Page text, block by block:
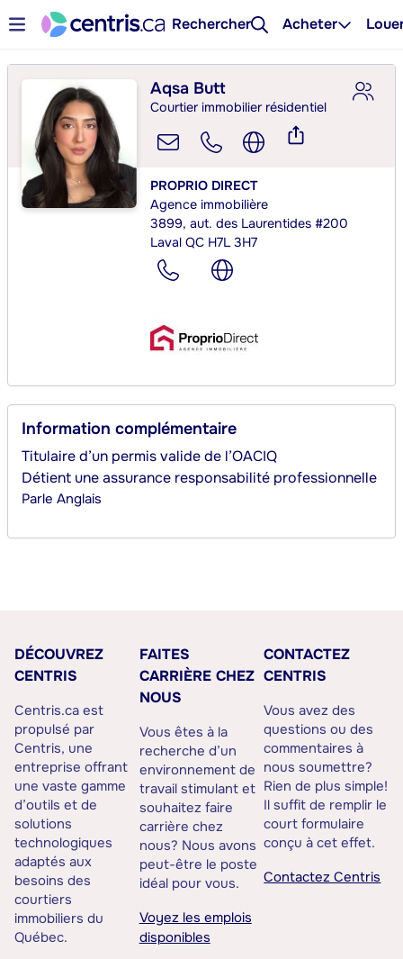
Rechercher Acheter
Aqsa Butt
Courtier immobilier résidentiel
PROPRIO DIRECT
Agence immobilière
3899, aut. des Laurentides #200
Laval QC H7L 3H7
Information complémentaire
Titulaire d’un permis valide de l’OACIQ
Détient une assurance responsabilité professionnelle
Parle Anglais
DÉCOUVREZ
CENTRIS
Centris.ca est
propulsé par
Centris, une
entreprise offrant
une vaste gamme
d’outils et de
solutions
technologiques
adaptés aux
besoins des
courtiers
immobiliers du
Québec.
FAITES
CARRIÈRE CHEZ
NOUS
Vous êtes à la
recherche d’un
environnement de
travail stimulant et
souhaitez faire
carrière chez
nous? Nous avons
peut-être le poste
idéal pour vous.
Voyez les emplois
disponibles
CONTACTEZ
CENTRIS
Vous avez des
questions ou des
commentaires à
nous soumettre?
Rien de plus simple!
Il suffit de remplir le
court formulaire
conçu à cet effet.
Contactez Centris